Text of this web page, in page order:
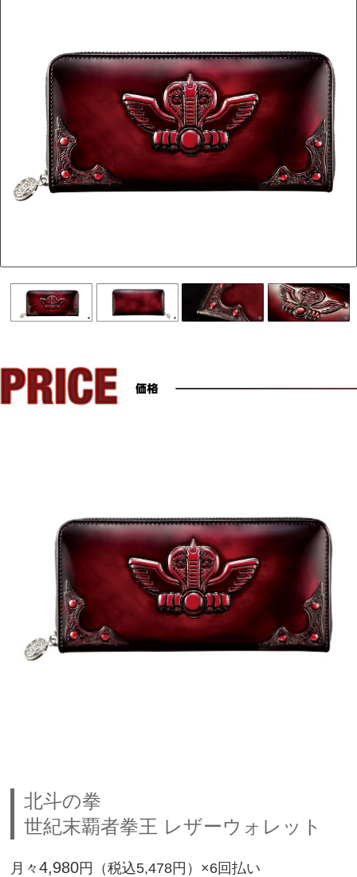
北斗の拳
世紀末覇者拳王 レザーウォレット
月々4,980円（税込5,478円）×6回払い